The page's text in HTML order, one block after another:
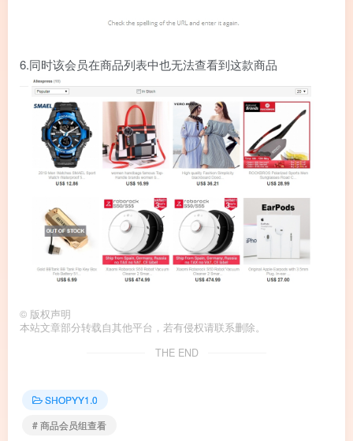
6.同时该会员在商品列表中也无法查看到这款商品
© 版权声明
本站文章部分转载自其他平台，若有侵权请联系删除。
THE END
SHOPYY1.0
# 商品会员组查看